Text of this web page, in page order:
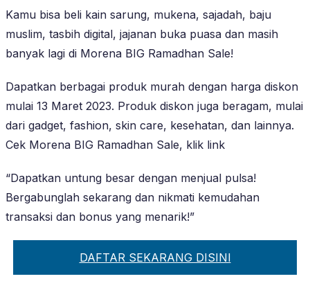
Kamu bisa beli kain sarung, mukena, sajadah, baju
muslim, tasbih digital, jajanan buka puasa dan masih
banyak lagi di Morena BIG Ramadhan Sale!
Dapatkan berbagai produk murah dengan harga diskon
mulai 13 Maret 2023. Produk diskon juga beragam, mulai
dari gadget, fashion, skin care, kesehatan, dan lainnya.
Cek Morena BIG Ramadhan Sale, klik link
“Dapatkan untung besar dengan menjual pulsa!
Bergabunglah sekarang dan nikmati kemudahan
transaksi dan bonus yang menarik!”
DAFTAR SEKARANG DISINI